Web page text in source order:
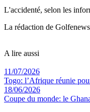
L'accidenté, selon les
La rédaction de
A lire aussi
11/07/2026
Togo: l’Afrique réunie
18/06/2026
Coupe du monde: le